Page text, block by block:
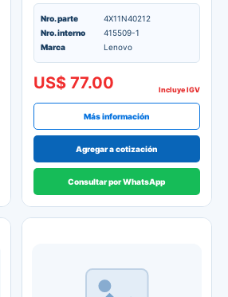
Nro. parte
4X11N40212
Nro. interno
415509-1
Marca
Lenovo
US$ 77.00 Incluye IGV
Más información
Agregar a cotización
Consultar por WhatsApp